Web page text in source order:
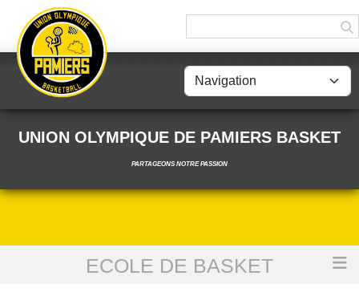
UNION OLYMPIQUE DE PAMIERS BASKET
PARTAGEONS NOTRE PASSION
ECOLE DE BASKET
Plateau U9 (Pamiers, 3 Décembre 2023)
Panneau de gestion des cookies